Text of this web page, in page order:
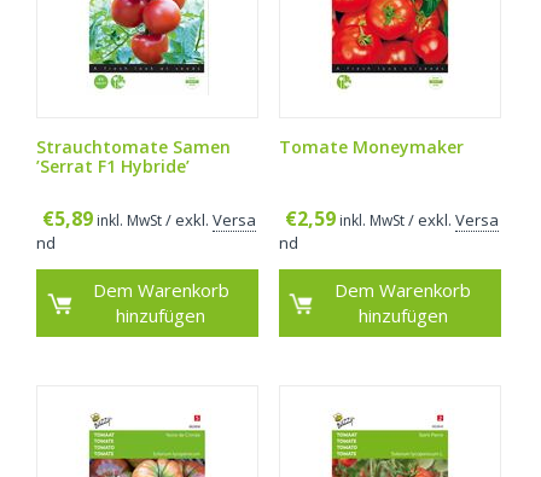
Strauchtomate Samen
’Serrat F1 Hybride’
€5,89 inkl. MwSt/ exkl. Versa
nd
Dem Warenkorb
hinzufügen
Tomate Moneymaker
€2,59 inkl. MwSt / exkl. Versa
nd
Dem Warenkorb
hinzufügen